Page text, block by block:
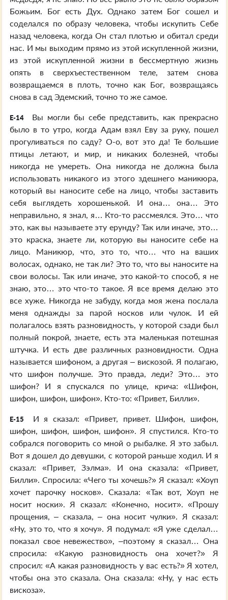
Божьим. Бог есть Дух. Однако затем Бог сошел и
соделался по образу человека, чтобы искупить Себе
назад человека, когда Он стал плотью и обитал среди
нас. И мы выходим прямо из этой искупленной жизни,
из этой искупленной жизни в бессмертную жизнь
опять в сверхъестественном теле, затем снова
возвращаемся в плоть, точно как Бог, возвращаясь
снова в сад Эдемский, точно то же самое.
E-14
Вы могли бы себе представить, как прекрасно
было в то утро, когда Адам взял Еву за руку, пошел
прогуливаться по саду? О-о, вот это да! Те большие
птицы летают, и мир, и никаких болезней, чтобы
никогда не умереть. Она никогда не должна была
использовать никакого из этого здешнего маникюра,
который вы наносите себе на лицо, чтобы заставить
себя выглядеть хорошенькой. И она… она… Это
неправильно, я знал, я… Кто-то рассмеялся. Это… что
это, как вы называете эту ерунду? Так или иначе, это…
это краска, знаете ли, которую вы наносите себе на
лицо. Маникюр, что, это то, что… что на ваших
волосах, однако, не так ли? Это то, что вы наносите на
свои волосы. Так или иначе, это какой-то способ, я не
знаю, это… это что-то такое. Я все время делаю это
все хуже. Никогда не забуду, когда моя жена послала
меня однажды за парой носков или чулок. И ей
полагалось взять разновидность, у которой сзади был
полный покрой, знаете, есть эта маленькая потешная
штучка. И есть две различных разновидности. Одна
называется шифоном, а другая – вискозой. Я полагаю,
что шифон получше. Это правда, леди? Это… это
шифон? И я спускался по улице, крича: «Шифон,
шифон, шифон, шифон». Кто-то: «Привет, Билли».
E-15
И я сказал: «Привет, привет. Шифон, шифон,
шифон, шифон, шифон, шифон». Я спустился. Кто-то
собрался поговорить со мной о рыбалке. Я это забыл.
Вот я дошел до девушки, с которой раньше ходил. И я
сказал: «Привет, Зэлма». И она сказала: «Привет,
Билли». Спросила: «Чего ты хочешь?» Я сказал: «Хоуп
хочет парочку носков». Сказала: «Так вот, Хоуп не
носит носки». Я сказал: «Конечно, носит». «Прошу
прощения, – сказала, – она носит чулки». Я сказал:
«Ну, это то, что я хочу». Я подумал: «Я уже сделал…
показал свое невежество», –поэтому я сказал… Она
спросила: «Какую разновидность она хочет?» Я
спросил: «А какая разновидность у вас есть?» Я хотел,
чтобы она это сказала. Она сказала: «Ну, у нас есть
вискоза».